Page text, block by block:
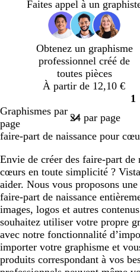
Faites appel à un
Obtenez un graphisme
professionnel créé de
toutes pièces
À partir de 12,10 €
1
Graphismes par
page
faire-part de naissance pour
Envie de créer des faire-part de
cœurs en toute simplicité ?
aider. Nous vous proposons
faire-part de naissance
images, logos et autres
souhaitez utiliser votre propre
avec notre fonctionnalité
importer votre graphisme et
produits correspondant à vos